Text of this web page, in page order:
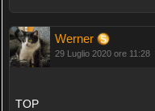
Werner
29 Luglio 2020 ore 11:28
TOP